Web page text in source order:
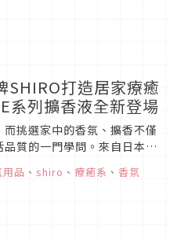
SHIRO打造居家療癒
系列擴香液全新登場
挑選家中的香氛、擴香不僅
質的一門學問。來自日本的
郁香氣為你打造質感家居，
用品 、 shiro 、 療癒系 、 香氛